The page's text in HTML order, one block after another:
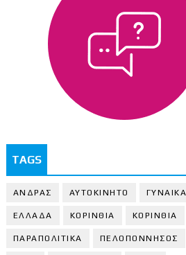
TAGS
ΑΝΔΡΑΣ ΑΥΤΟΚΙΝΗΤΟ ΓΥΝΑΙΚΑ
ΕΛΛΑΔΑ ΚΟΡΙΝΘΙΑ ΚΟΡΙΝΘΙA
ΠΑΡΑΠΟΛΙΤΙΚΑ ΠΕΛΟΠΟΝΝΗΣΟΣ